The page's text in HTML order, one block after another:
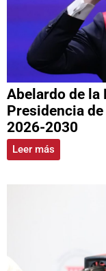
Abelardo de la
Presidencia
2026-2030
Leer más